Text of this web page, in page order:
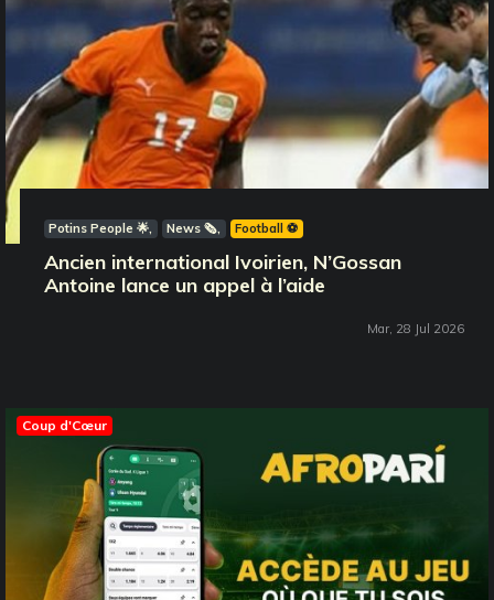
Potins People 🌟 News 🗞️ Football ⚽️
Ancien international Ivoirien, N’Gossan
Antoine lance un appel à l’aide
Mar, 28 Jul 2026
Coup d'Cœur